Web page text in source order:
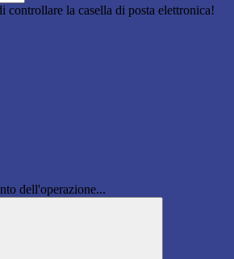
controllare la casella di posta elettronica!
dell'operazione...